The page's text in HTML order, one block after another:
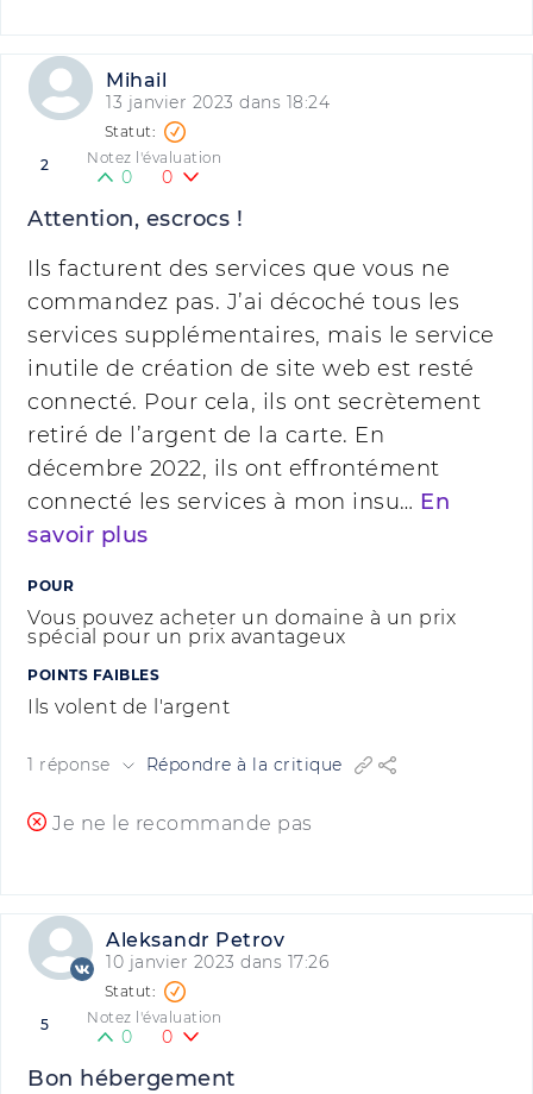
Mihail
13 janvier 2023 dans 18:24
2 Notez l'évaluation
0 0
Attention, escrocs !
Ils facturent des services que vous ne
commandez pas. J’ai décoché tous les
services supplémentaires, mais le service
inutile de création de site web est resté
connecté. Pour cela, ils ont secrètement
retiré de l’argent de la carte. En
décembre 2022, ils ont effrontément
connecté les services à mon insu… En
savoir plus
POUR
Vous pouvez acheter un domaine à un prix
spécial pour un prix avantageux
POINTS FAIBLES
Ils volent de l'argent
1 réponse Répondre à la critique
Je ne le recommande pas
Aleksandr Petrov
10 janvier 2023 dans 17:26
5 Notez l'évaluation
0 0
Bon hébergement